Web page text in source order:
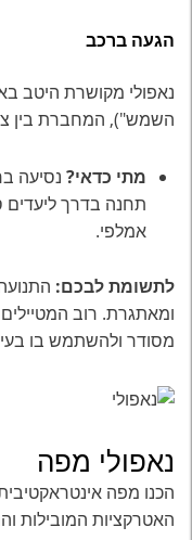
הגעה ברכב
נאפולי מקושרת היטב
השמש"), המחברת בין
מתי כדאי? נסיעה
תחנה בדרך ליעדים
אמלפי.
לתשומת לבכם:
ומאתגרת. רוב
מסודר ולהשתמש בו
נאפולי מפה
הכנו מפה
האטרקציות המובילות